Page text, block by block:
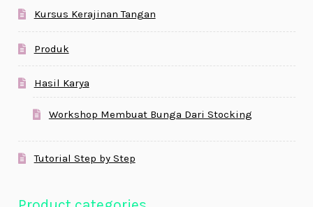
Kursus Kerajinan Tangan
Produk
Hasil Karya
Workshop Membuat Bunga Dari Stocking
Tutorial Step by Step